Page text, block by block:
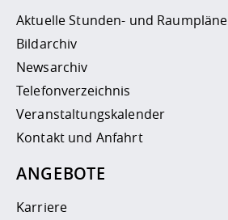
Aktuelle Stunden- und Raumpläne
Bildarchiv
Newsarchiv
Telefonverzeichnis
Veranstaltungskalender
Kontakt und Anfahrt
ANGEBOTE
Karriere